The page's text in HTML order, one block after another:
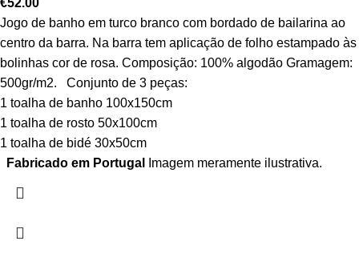
€52.00
Jogo de banho em turco branco com bordado de bailarina ao
centro da barra. Na barra tem aplicação de folho estampado às
bolinhas cor de rosa. Composição: 100% algodão Gramagem:
500gr/m2. Conjunto de 3 peças:
1 toalha de banho 100x150cm
1 toalha de rosto 50x100cm
1 toalha de bidé 30x50cm
Fabricado em Portugal
Imagem meramente ilustrativa.